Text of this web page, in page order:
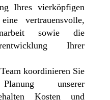
Ihres vierköpfigen
vertrauensvolle,
sowie die
Ihrer
koordinieren Sie
unserer
Kosten und